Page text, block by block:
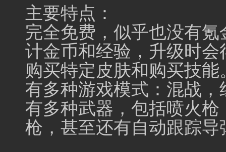
主要特点：
完全免费，似乎也没有
计金币和经验，升级时
购买特定皮肤和购买技
有多种游戏模式：混战
有多种武器，包括喷火
枪，甚至还有自动跟踪